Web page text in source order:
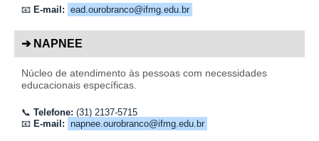
📧 E-mail: ead.ourobranco@ifmg.edu.br
➔ NAPNEE
Núcleo de atendimento às pessoas com necessidades
educacionais específicas.
📞 Telefone: (31) 2137-5715
📧 E-mail: napnee.ourobranco@ifmg.edu.br